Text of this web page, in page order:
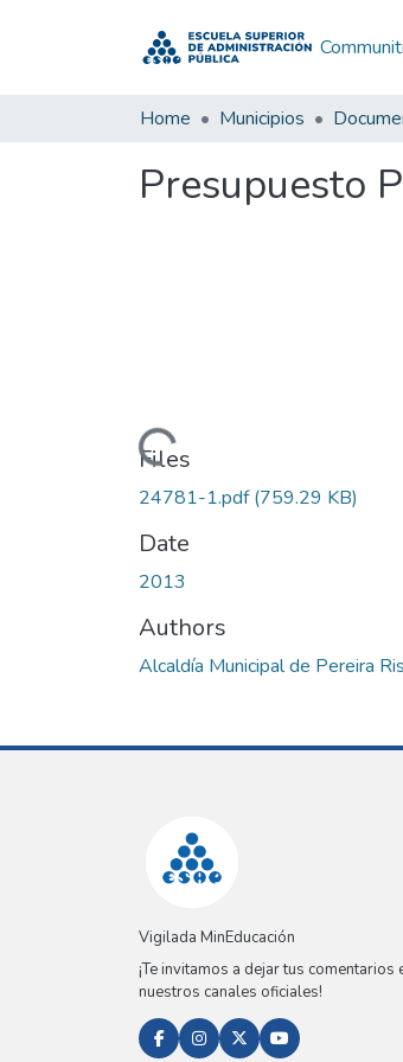
Home Municipios
Presupuesto
Loading...
Files
24781-1.pdf(759.29 KB)
Date
2013
Authors
Alcaldía Municipal de Pereira
Vigilada MinEducación
¡Te invitamos a dejar tus comentarios
nuestros canales oficiales!